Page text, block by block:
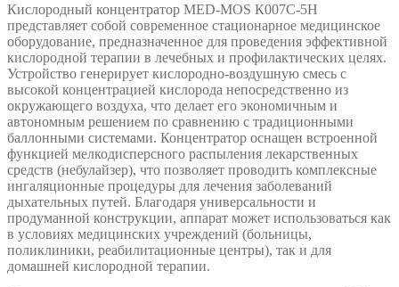
Кислородный концентратор MED-MOS К007С-5Н
представляет собой современное стационарное медицинское
оборудование, предназначенное для проведения эффективной
кислородной терапии в лечебных и профилактических целях.
Устройство генерирует кислородно-воздушную смесь с
высокой концентрацией кислорода непосредственно из
окружающего воздуха, что делает его экономичным и
автономным решением по сравнению с традиционными
баллонными системами. Концентратор оснащен встроенной
функцией мелкодисперсного распыления лекарственных
средств (небулайзер), что позволяет проводить комплексные
ингаляционные процедуры для лечения заболеваний
дыхательных путей. Благодаря универсальности и
продуманной конструкции, аппарат может использоваться как
в условиях медицинских учреждений (больницы,
поликлиники, реабилитационные центры), так и для
домашней кислородной терапии.